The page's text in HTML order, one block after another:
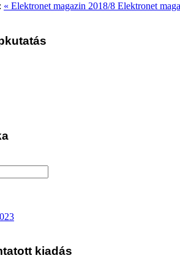
« Elektronet magazin 2018/8 Elektronet
kiadás